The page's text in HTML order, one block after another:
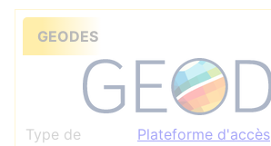
GEODES
Type de
Plateforme d'accès